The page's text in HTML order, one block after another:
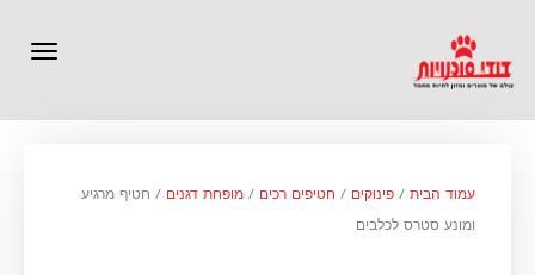
עמוד הבית / פינוקים / חטיפים רכים / מופחת דגנים / חטיף מרגיע
ומונע סטרס לכלבים